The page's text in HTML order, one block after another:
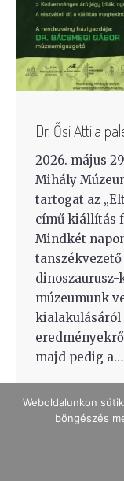
Dr. Ősi Attila
2026. május
Mihály
tartogat az
című kiállítás
Mindkét
dinoszaurusz-
múzeumunk
kialakulásáról
majd pedig a…
Weboldalunkon
böngészés